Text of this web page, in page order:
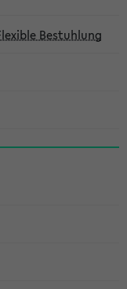
Bestuhlung